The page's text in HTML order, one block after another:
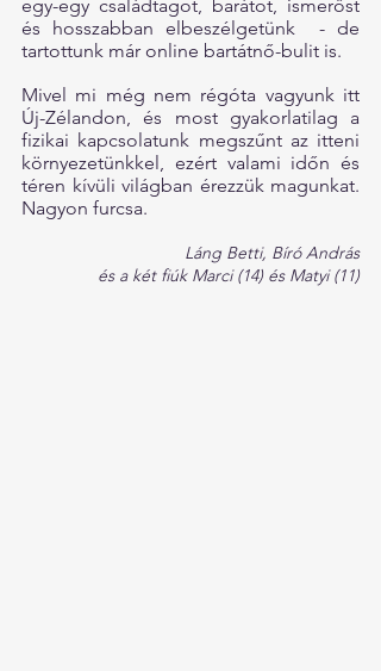
egy-egy családtagot, barátot, ismerőst
és hosszabban elbeszélgetünk  - de
tartottunk már online bartátnő-bulit is.
Mivel mi még nem régóta vagyunk itt
Új-Zélandon, és most gyakorlatilag a
fizikai kapcsolatunk megszűnt az itteni
környezetünkkel, ezért valami időn és
téren kívüli világban érezzük magunkat.
Nagyon furcsa.
Láng Betti, Bíró András
és a két fiúk Marci (14) és Matyi (11)